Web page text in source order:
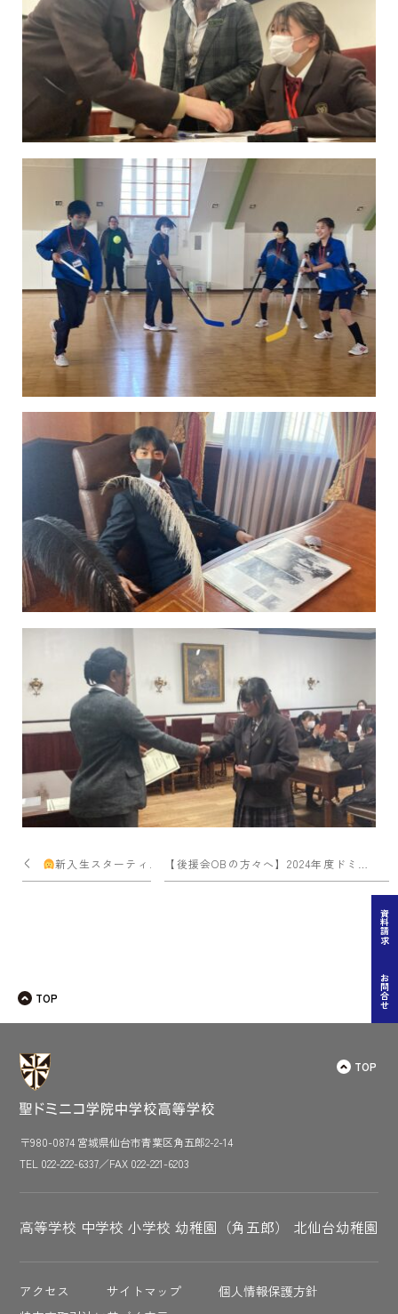
投
稿
ショ
新入生スターティングプログラム 【後援会OBの方々へ】2024年度ドミニコ祭 中高後援会バザーについて
TOP
資料請求
お問合せ
TOP
〒980-0874 宮城県仙台市青葉区角五郎2-2-14
TEL 022-222-6337／FAX 022-221-6203
高等学校 中学校 小学校 幼稚園（角五郎） 北仙台幼稚園
アクセス サイトマップ
個人情報保護方針